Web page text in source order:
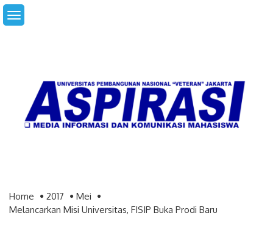
Skip
to
Home 2017
Mei
Melancarkan Misi Universitas, FISIP Buka Prodi Baru